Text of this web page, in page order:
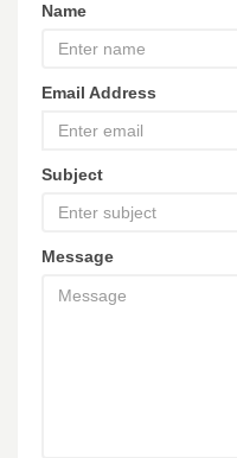
Name
Email Address
Subject
Message